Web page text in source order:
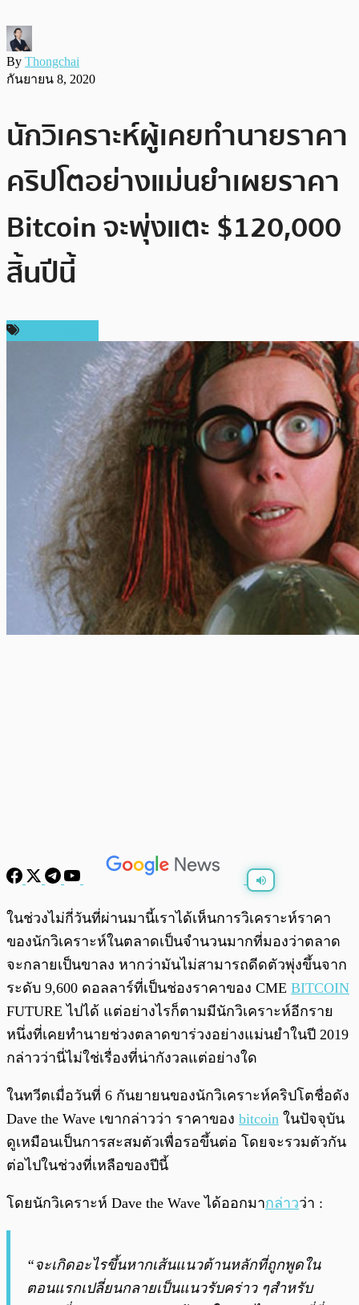
By Thongchai
กันยายน 8, 2020
นักวิเคราะห์ผู้เคยทำนายราคา
คริปโตอย่างแม่นยำเผยราคา
Bitcoin จะพุ่งแตะ $120,000
สิ้นปีนี้
พร้อมเล่น /
ในช่วงไม่กี่วันที่ผ่านมานี้เราได้เห็นการวิเคราะห์ราคา
ของนักวิเคราะห์ในตลาดเป็นจำนวนมากที่มองว่าตลาด
จะกลายเป็นขาลง หากว่ามันไม่สามารถดีดตัวพุ่งขึ้นจาก
ระดับ 9,600 ดอลลาร์ที่เป็นช่องราคาของ CME BITCOIN
FUTURE ไปได้ แต่อย่างไรก็ตามมีนักวิเคราะห์อีกราย
หนึ่งที่เคยทำนายช่วงตลาดขาร่วงอย่างแม่นยำในปี 2019
กล่าวว่านี่ไม่ใช่เรื่องที่น่ากังวลแต่อย่างใด
ในทวีตเมื่อวันที่ 6 กันยายนของนักวิเคราะห์คริปโตชื่อดัง
Dave the Wave เขากล่าวว่า ราคาของ bitcoin ในปัจจุบัน
ดูเหมือนเป็นการสะสมตัวเพื่อรอขึ้นต่อ โดยจะรวมตัวกัน
ต่อไปในช่วงที่เหลือของปีนี้
โดยนักวิเคราะห์ Dave the Wave ได้ออกมากล่าวว่า :
“จะเกิดอะไรขึ้นหากเส้นแนวต้านหลักที่ถูกพูดใน
ตอนแรกเปลี่ยนกลายเป็นแนวรับคร่าว ๆสำหรับ